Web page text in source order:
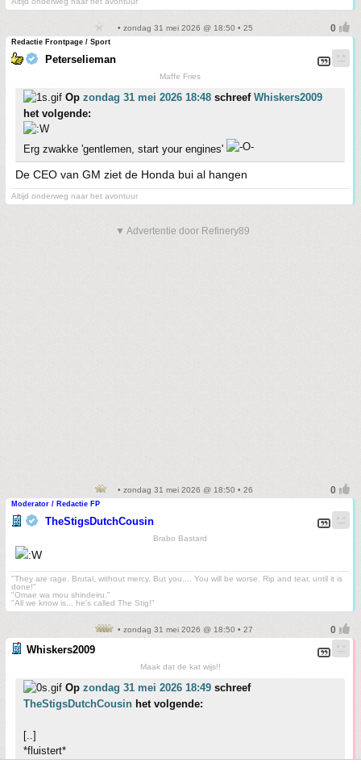
• zondag 31 mei 2026 @ 18:50 • 25
Redactie Frontpage / Sport
Peterselieman
Maffe Fries
Op zondag 31 mei 2026 18:48 schreef Whiskers2009
het volgende:
Erg zwakke 'gentlemen, start your engines'
De CEO van GM ziet de Honda bui al hangen
Altijd onderweg naar het avontuur
▼ Advertentie door Refinery89
• zondag 31 mei 2026 @ 18:50 • 26
Moderator / Redactie FP
TheStigsDutchCousin
Brabo Bastard
"They are rage. Brutal, without mercy. But you.... You will be worse. Rip and tear, until it is
done!"
"Omae wa mou shindeiru."
"All we know is... he's called The Stig!"
• zondag 31 mei 2026 @ 18:50 • 27
Whiskers2009
Maak dat de kat wijs!!
Op zondag 31 mei 2026 18:49 schreef
TheStigsDutchCousin het volgende:
[..]
*fluistert*